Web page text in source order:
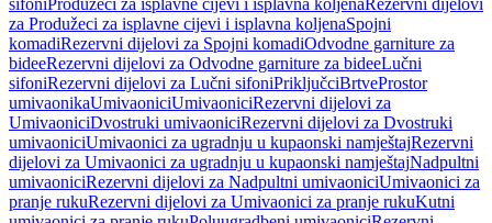
sifoniProdužeci za isplavne cijevi i isplavna koljenaRezervni dijelovi
za Produžeci za isplavne cijevi i isplavna koljenaSpojni
komadiRezervni dijelovi za Spojni komadiOdvodne garniture za
bideeRezervni dijelovi za Odvodne garniture za bideeLučni
sifoniRezervni dijelovi za Lučni sifoniPriključciBrtveProstor
umivaonikaUmivaoniciUmivaoniciRezervni dijelovi za
UmivaoniciDvostruki umivaoniciRezervni dijelovi za Dvostruki
umivaoniciUmivaonici za ugradnju u kupaonski namještajRezervni
dijelovi za Umivaonici za ugradnju u kupaonski namještajNadpultni
umivaoniciRezervni dijelovi za Nadpultni umivaoniciUmivaonici za
pranje rukuRezervni dijelovi za Umivaonici za pranje rukuKutni